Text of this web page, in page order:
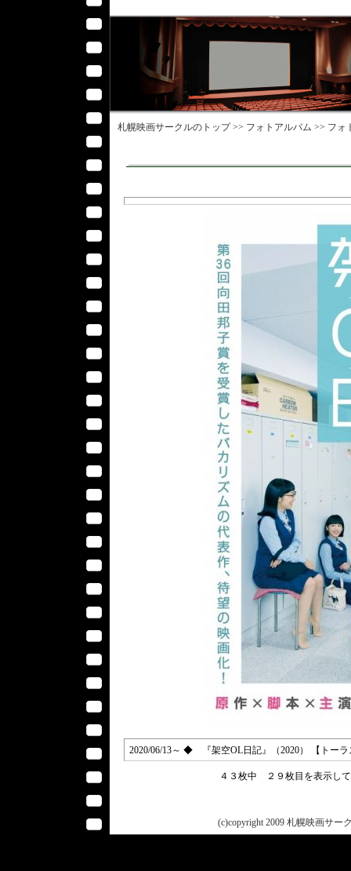
札幌映画サークルのトップ >> フォトアルバム >> フォ
2020/06/13～ ◆ 『架空OL日記』（2020） 【トー
４３枚中 ２９枚目を表示し
(c)copyright 2009 札幌映画サー